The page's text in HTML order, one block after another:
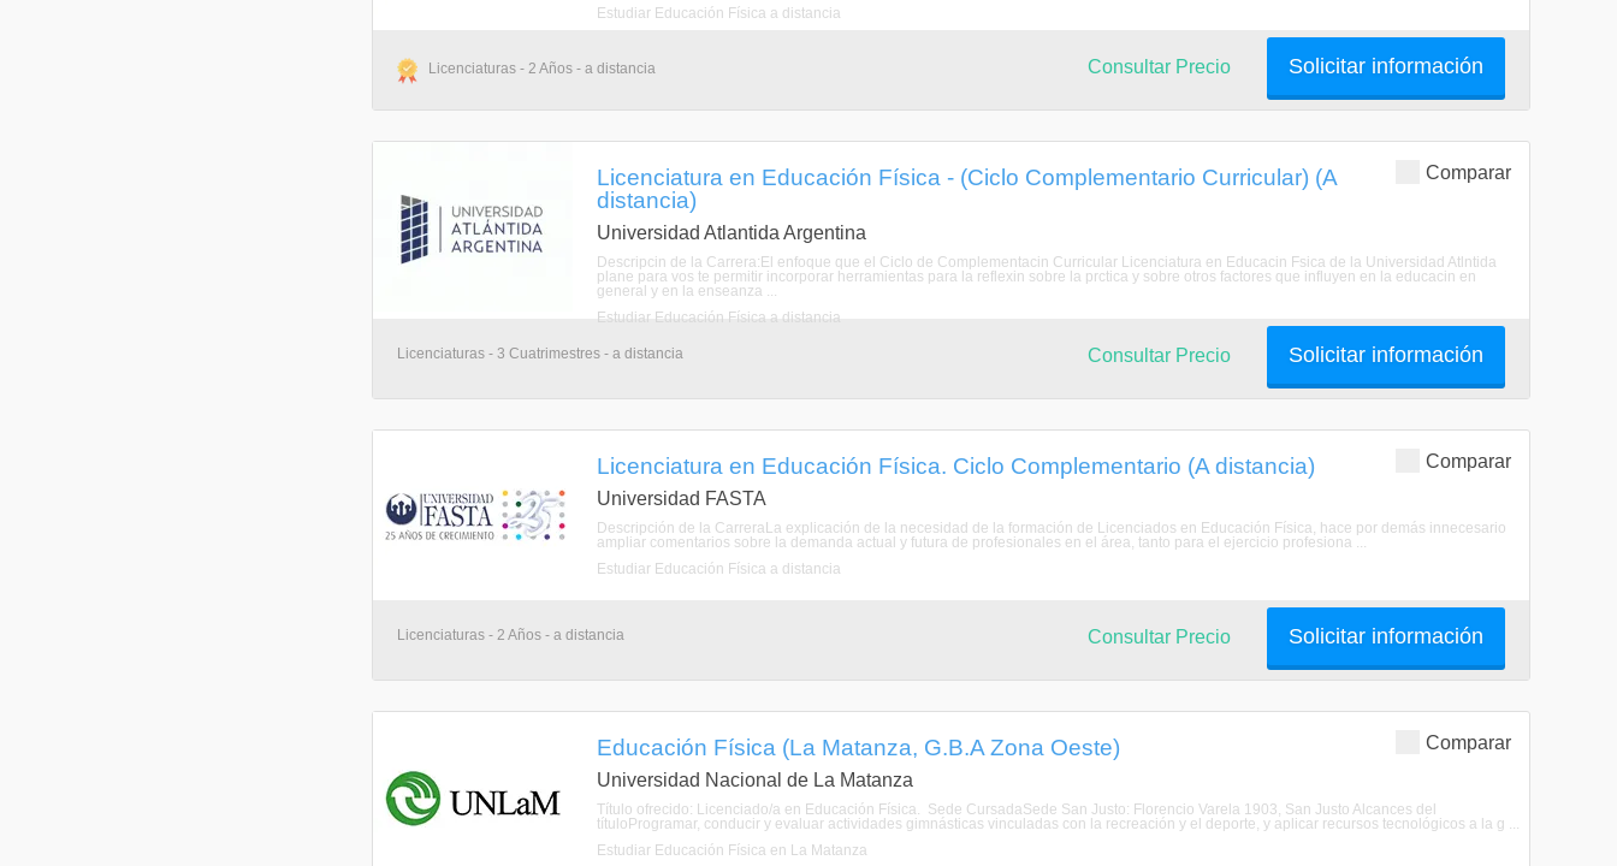
Estudiar Educación Física a distancia
Licenciaturas - 2 Años - a distancia Solicitar información
Consultar Precio
Comparar
Licenciatura en Educación Física - (Ciclo Complementario Curricular) (A
distancia)
Universidad Atlantida Argentina
Descripcin de la Carrera:El enfoque que el Ciclo de Complementacin Curricular Licenciatura en Educacin Fsica de la Universidad Atlntida
plane para vos te permitir incorporar herramientas para la reflexin sobre la prctica y sobre otros factores que influyen en la educacin en
general y en la enseanza ...
Estudiar Educación Física a distancia
Licenciaturas - 3 Cuatrimestres - a distancia Solicitar información
Consultar Precio
Comparar
Licenciatura en Educación Física. Ciclo Complementario (A distancia)
Universidad FASTA
Descripción de la CarreraLa explicación de la necesidad de la formación de Licenciados en Educación Física, hace por demás innecesario
ampliar comentarios sobre la demanda actual y futura de profesionales en el área, tanto para el ejercicio profesiona ...
Estudiar Educación Física a distancia
Licenciaturas - 2 Años - a distancia Solicitar información
Consultar Precio
Comparar
Educación Física (La Matanza, G.B.A Zona Oeste)
Universidad Nacional de La Matanza
Título ofrecido: Licenciado/a en Educación Física. Sede CursadaSede San Justo: Florencio Varela 1903, San Justo Alcances del
títuloProgramar, conducir y evaluar actividades gimnásticas vinculadas con la recreación y el deporte, y aplicar recursos tecnológicos a la g ...
Estudiar Educación Física en La Matanza